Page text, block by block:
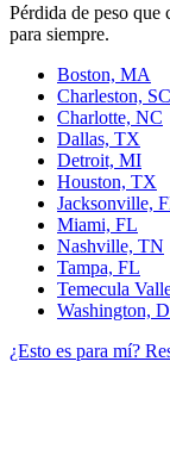
Pérdida de peso que
para siempre.
Boston, MA
Charleston, SC
Charlotte, NC
Dallas, TX
Detroit, MI
Houston, TX
Jacksonville,
Miami, FL
Nashville, TN
Tampa, FL
Temecula
Washington,
¿Esto es para mí?